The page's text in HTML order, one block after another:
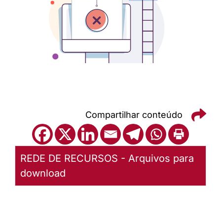
Compartilhar conteúdo
REDE DE RECURSOS - Arquivos para
download